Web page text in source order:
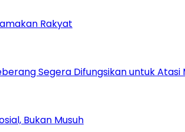
Rakyat
Segera Difungsikan untuk Atasi
Bukan Musuh